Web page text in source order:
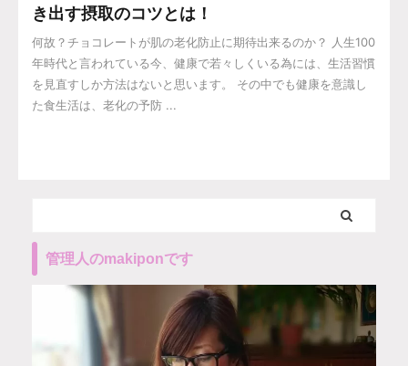
き出す摂取のコツとは！
何故？チョコレートが肌の老化防止に期待出来るのか？ 人生100
年時代と言われている今、健康で若々しくいる為には、生活習慣
を見直すしか方法はないと思います。 その中でも健康を意識し
た食生活は、老化の予防 ...
管理人のmakiponです